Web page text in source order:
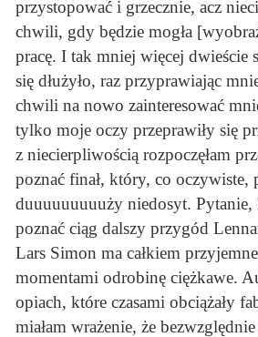
przystopować i grzecznie, acz
chwili, gdy będzie mogła
pracę. I tak mniej więcej dwieście
się dłużyło, raz przyprawiając
chwili na nowo zainteresować
tylko moje oczy przeprawiły się
z niecierpliwością rozpoczęłam
poznać finał, który, co oczywiste,
duuuuuuuuuży niedosyt. Pytanie,
poznać ciąg dalszy przygód
Lars Simon ma całkiem
momentami odrobinę ciężkawe.
opiach, które czasami obciążały
miałam wrażenie, że